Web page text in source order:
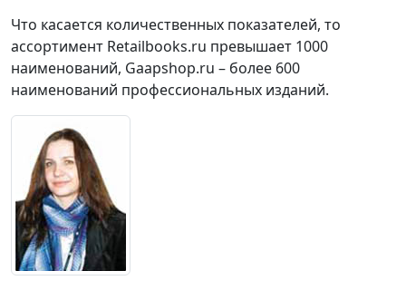
Что касается количественных показателей, то
ассортимент Retailbooks.ru превышает 1000
наименований, Gaapshop.ru – более 600
наименований профессиональных изданий.